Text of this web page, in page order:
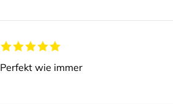
Perfekt wie immer